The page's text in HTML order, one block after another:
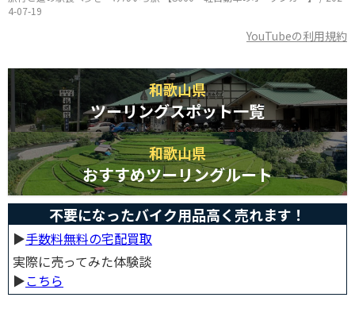
4-07-19
YouTubeの利用規約
和歌山県
ツーリングスポット一覧
和歌山県
おすすめツーリングルート
不要になったバイク用品高く売れます！
▶︎手数料無料の宅配買取
実際に売ってみた体験談
▶︎こちら